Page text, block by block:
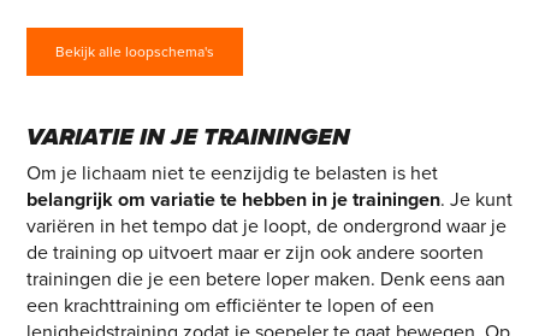
Bekijk alle loopschema's
VARIATIE IN JE TRAININGEN
Om je lichaam niet te eenzijdig te belasten is het
belangrijk om variatie te hebben in je trainingen. Je kunt
variëren in het tempo dat je loopt, de ondergrond waar je
de training op uitvoert maar er zijn ook andere soorten
trainingen die je een betere loper maken. Denk eens aan
een krachttraining om efficiënter te lopen of een